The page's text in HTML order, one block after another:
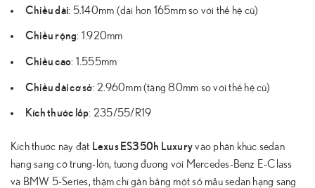
Chiều dài: 5.140mm (dài hơn 165mm so với thế hệ cũ)
Chiều rộng: 1.920mm
Chiều cao: 1.555mm
Chiều dài cơ sở: 2.960mm (tăng 80mm so với thế hệ cũ)
Kích thước lốp: 235/55/R19
Kích thước này đặt Lexus ES350h Luxuryvào phân khúc sedan
hạng sang cỡ trung-lớn, tương đương với Mercedes-Benz E-Class
và BMW 5-Series, thậm chí gần bằng một số mẫu sedan hạng sang